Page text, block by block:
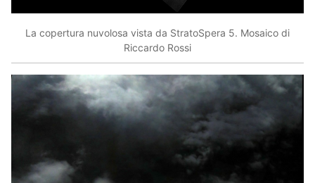
La copertura nuvolosa vista da StratoSpera 5. Mosaico di
Riccardo Rossi